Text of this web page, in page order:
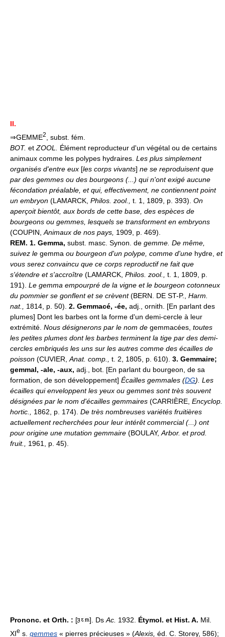
II.
⇒GEMME2
, subst. fém.
BOT. et ZOOL. Élément reproducteur d'un végétal ou de certains
animaux comme les polypes hydraires. Les plus simplement
organisés d'entre eux [les corps vivants] ne se reproduisent que
par des gemmes ou des bourgeons (...) qui n'ont exigé aucune
fécondation préalable, et qui, effectivement, ne contiennent point
un embryon (LAMARCK, Philos. zool., t. 1, 1809, p. 393). On
aperçoit bientôt, aux bords de cette base, des espèces de
bourgeons ou gemmes, lesquels se transforment en embryons
(COUPIN, Animaux de nos pays, 1909, p. 469).
REM. 1. Gemma, subst. masc. Synon. de gemme. De même,
suivez le gemma ou bourgeon d'un polype, comme d'une hydre, et
vous serez convaincu que ce corps reproductif ne fait que
s'étendre et s'accroître (LAMARCK, Philos. zool., t. 1, 1809, p.
191). Le gemma empourpré de la vigne et le bourgeon cotonneux
du pommier se gonflent et se crèvent(BERN. DE ST-P., Harm.
nat., 1814, p. 50). 2. Gemmacé, -ée, adj., ornith. [En parlant des
plumes] Dont les barbes ont la forme d'un demi-cercle à leur
extrémité. Nous désignerons par le nom de gemmacées, toutes
les petites plumes dont les barbes terminent la tige par des demi-
cercles embriqués les uns sur les autres comme des écailles de
poisson (CUVIER, Anat. comp., t. 2, 1805, p. 610). 3. Gemmaire;
gemmal, -ale, -aux, adj., bot. [En parlant du bourgeon, de sa
formation, de son développement] Écailles gemmales (DG). Les
écailles qui enveloppent les yeux ou gemmes sont très souvent
désignées par le nom d'écailles gemmaires (CARRIÈRE, Encyclop.
hortic., 1862, p. 174). De très nombreuses variétés fruitières
actuellement recherchées pour leur intérêt commercial (...) ont
pour origine une mutation gemmaire (BOULAY, Arbor. et prod.
fruit., 1961, p. 45).
Prononc. et Orth. : [ ]. Ds Ac. 1932. Étymol. et Hist. A. Mil.
XIe s. gemmes « pierres précieuses » (Alexis, éd. C. Storey, 586);